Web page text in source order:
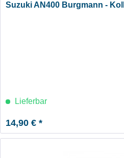
Suzuki AN400 Burgmann -
Lieferbar
14,90 € *